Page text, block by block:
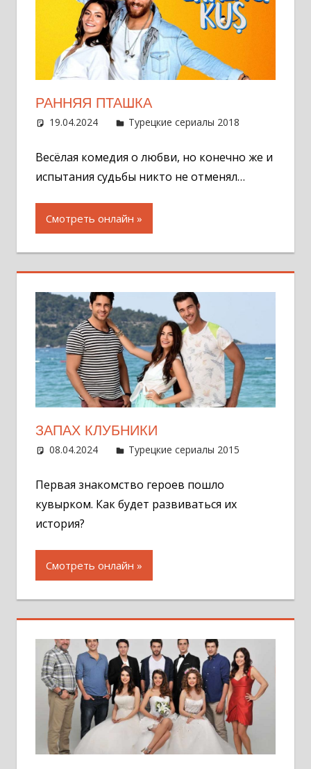
РАННЯЯ ПТАШКА
19.04.2024 Администратор
Турецкие сериалы 2018
Весёлая комедия о любви, но конечно же и
испытания судьбы никто не отменял…
Смотреть онлайн
ЗАПАХ КЛУБНИКИ
08.04.2024 Администратор
Турецкие сериалы 2015
Первая знакомство героев пошло
кувырком. Как будет развиваться их
история?
Смотреть онлайн